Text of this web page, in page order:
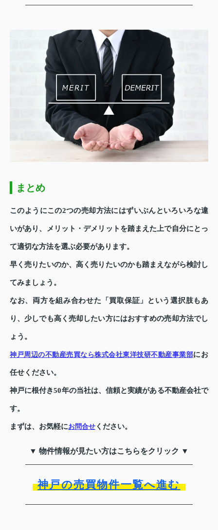
まとめ
このようにこの2つの売却方法にはずいぶんといろいろな違
いがあり、メリット・デメリットを踏まえた上で自分にとっ
て適切な方法を選ぶ必要があります。
早く売りたいのか、高く売りたいのかも踏まえながら検討し
てみましょう。
なお、両方を組み合わせた「買取保証」という選択肢もあ
り、少しでも高く売却したい方にはおすすめの売却方法でし
ょう。
神戸周辺の不動産売買なら株式会社東洋技研不動産事業部にお
任せください。
神戸に根付き50年の当社は、信頼と実績がある不動産会社で
す。
まずは、お気軽にお問合せ ください。
▼ 物件情報が見たい方はこちらをクリック ▼
神戸の売買物件一覧へ進む